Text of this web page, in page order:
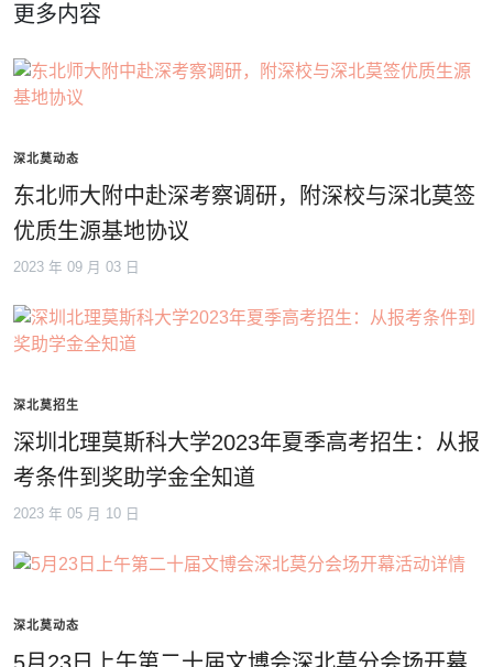
更多内容
深北莫动态
东北师大附中赴深考察调研，附深校与深北莫签
优质生源基地协议
2023 年 09 月 03 日
深北莫招生
深圳北理莫斯科大学2023年夏季高考招生：从报
考条件到奖助学金全知道
2023 年 05 月 10 日
深北莫动态